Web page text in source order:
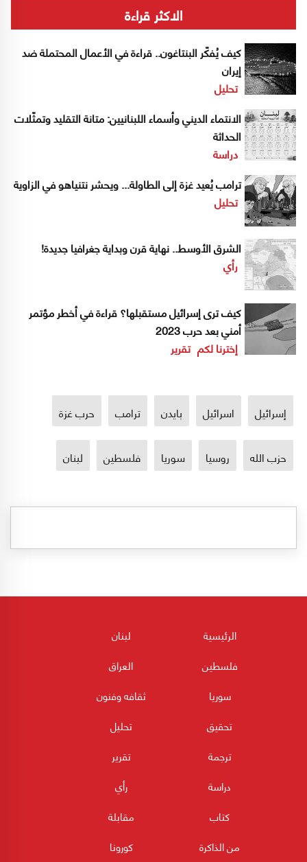
الاكثر قراءة
كيف يُفكّر البنتاغون.. قراءة في الأعمال المحتملة ضد
إيران
تحليل
الانتماء الديني وأسماء اللبنانيين: متانة التقليد وتمثّلات
الحداثة
دراسة
ترامب يُعيد غزة إلى الطاولة... ويحشر نتنياهو في الزاوية
تحليل
الشرق الأوسط.. نهاية قرن وبداية جغرافيا جديدة!
رأي
كيف ترى إسرائيل مستقبلها؟ قراءة في أخطر مؤتمر
أمني بعد حرب 2023
إخترنا لكم تقرير
إسرائيل اسرائيل بايدن ترامب حرب غزة
حزب الله روسيا سوريا فلسطين لبنان
الرئيسية
لبنان
فلسطين
العراق
سوريا
ثقافه وفنون
تحقيق
تحليل
ترجمة
تقرير
دراسة
رأي
كتاب
مقابلة
من الذاكرة
كورونا